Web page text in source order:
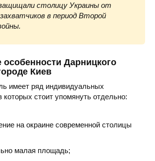
столицу Украины от
в период Второй
особенности Дарницкого
Киев
имеет ряд индивидуальных
которых стоит упомянуть отдельно:
на окраине современной столицы
малая площадь;